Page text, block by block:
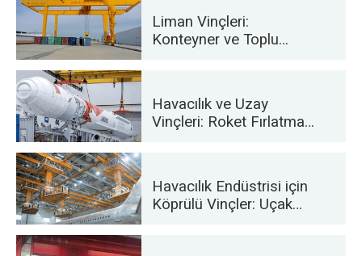
Liman Vinçleri:
Konteyner ve Toplu
Havacılık ve Uzay
Vinçleri: Roket Fırlatma
Havacılık Endüstrisi için
Köprülü Vinçler: Uçak